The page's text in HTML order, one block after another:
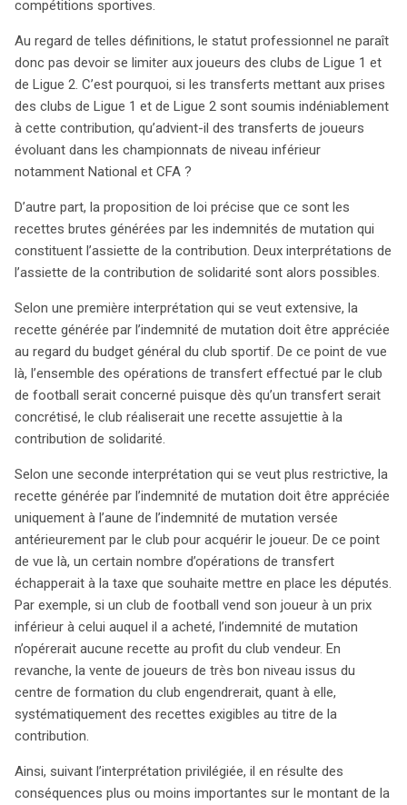
compétitions sportives.
Au regard de telles définitions, le statut professionnel ne paraît
donc pas devoir se limiter aux joueurs des clubs de Ligue 1 et
de Ligue 2. C’est pourquoi, si les transferts mettant aux prises
des clubs de Ligue 1 et de Ligue 2 sont soumis indéniablement
à cette contribution, qu’advient-il des transferts de joueurs
évoluant dans les championnats de niveau inférieur
notamment National et CFA ?
D’autre part, la proposition de loi précise que ce sont les
recettes brutes générées par les indemnités de mutation qui
constituent l’assiette de la contribution. Deux interprétations de
l’assiette de la contribution de solidarité sont alors possibles.
Selon une première interprétation qui se veut extensive, la
recette générée par l’indemnité de mutation doit être appréciée
au regard du budget général du club sportif. De ce point de vue
là, l’ensemble des opérations de transfert effectué par le club
de football serait concerné puisque dès qu’un transfert serait
concrétisé, le club réaliserait une recette assujettie à la
contribution de solidarité.
Selon une seconde interprétation qui se veut plus restrictive, la
recette générée par l’indemnité de mutation doit être appréciée
uniquement à l’aune de l’indemnité de mutation versée
antérieurement par le club pour acquérir le joueur. De ce point
de vue là, un certain nombre d’opérations de transfert
échapperait à la taxe que souhaite mettre en place les députés.
Par exemple, si un club de football vend son joueur à un prix
inférieur à celui auquel il a acheté, l’indemnité de mutation
n’opérerait aucune recette au profit du club vendeur. En
revanche, la vente de joueurs de très bon niveau issus du
centre de formation du club engendrerait, quant à elle,
systématiquement des recettes exigibles au titre de la
contribution.
Ainsi, suivant l’interprétation privilégiée, il en résulte des
conséquences plus ou moins importantes sur le montant de la